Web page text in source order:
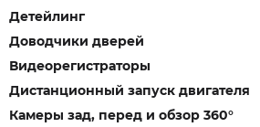
Детейлинг
Доводчики дверей
Видеорегистраторы
Дистанционный запуск двигателя
Камеры зад, перед и обзор 360°